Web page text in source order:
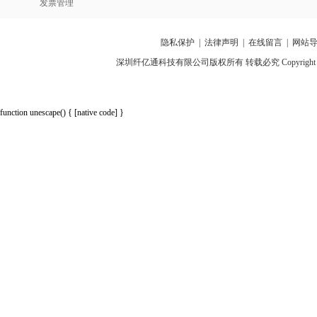
发票管理
隐私保护 法律声明 在线留言
网站
深圳纤亿通科技有限公司版权所有 转载必究
function unescape() { [native code] }